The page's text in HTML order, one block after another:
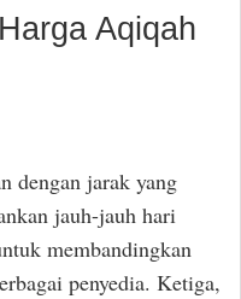
Aqiqah
dengan jarak yang
jauh-jauh hari
membandingkan
penyedia. Ketiga,